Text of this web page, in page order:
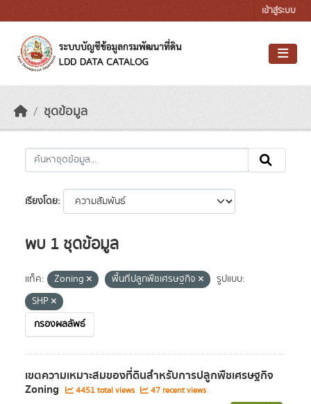
เข้าสู่ระบบ
ชุดข้อมูล
เรียงโดย
พบ 1 ชุดข้อมูล
แท็ค: Zoning พื้นที่ปลูกพืชเศรษฐกิจ
รูปแบบ:
SHP
กรองผลลัพธ์
เขตความเหมาะสมของที่ดินสำหรับการปลูกพืชเศรษฐกิจ
Zoning 4451 total views 47 recent views